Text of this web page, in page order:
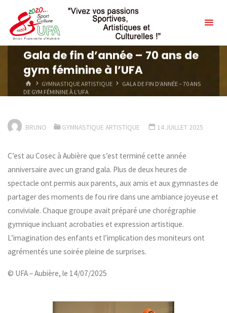
content
Gala de fin d’année – 70 ans de
gym féminine à l’UFA
HOMEGYMNASTIQUE ARTISTIQUE
GALA DE FIN D’ANNÉE – 70 ANS
DE GYM FÉMININE À L’UFA
BRUNO GYMNASTIQUE ARTISTIQUE 14 JUILLET 2025
C’est au Cosec à Aubière que s’est terminé cette année
anniversaire avec un grand gala. Plus de deux heures de
spectacle ont permis aux parents, aux amis et aux gymnastes de
partager des moments de fou rire dans une ambiance joyeuse et
conviviale. Chaque groupe avait préparé une chorégraphie
gymnique incluant acrobaties et expression artistique.
L’imagination des enfants et l’implication des moniteurs ont
agrémentés une soirée pleine de surprises.
© UFA – Aubière, le 14/07/2025